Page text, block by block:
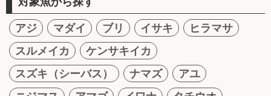
アジ マダイ ブリ イサキ
ヒラマサ
スルメイカ
ケンサキイカ
スズキ（シーバス）
ナマズ
アユ